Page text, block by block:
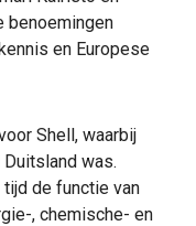
benoemingen
en Europese
Shell, waarbij
was.
de functie van
, chemische- en